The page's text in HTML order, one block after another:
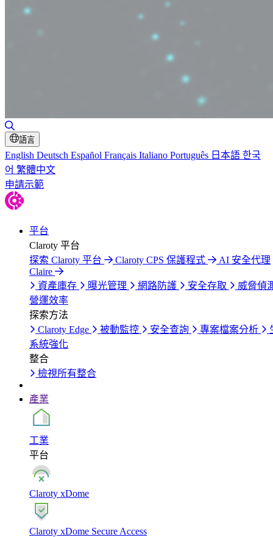
切換搜尋
語言
English Deutsch Español Français Italiano Português 日本語 한국
어 繁體中文
申請示範
平台
Claroty 平台
探索 Claroty 平台
Claroty CPS 保護程式
AI 安全代理
Claire
資產庫存
曝光管理 網路防護 安全存取
威脅偵
營運效率
探索方法
Claroty Edge
被動監控 安全查詢 專案檔案分析
系統強化
整合
檢視所有整合
產業
工業
平台
Claroty xDome
Claroty xDome Secure Access